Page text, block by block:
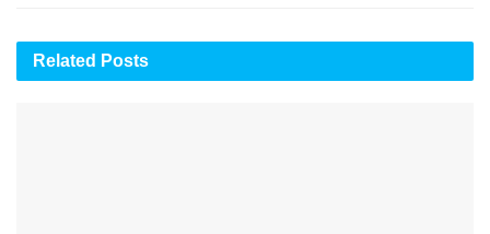
Related Posts